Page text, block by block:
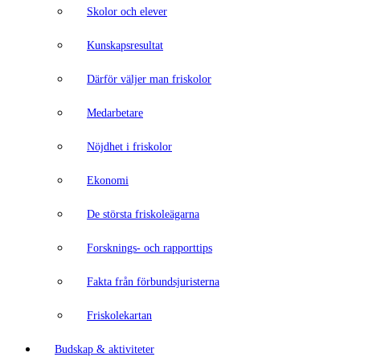
Skolor och elever
Kunskapsresultat
Därför väljer man friskolor
Medarbetare
Nöjdhet i friskolor
Ekonomi
De största friskoleägarna
Forsknings- och rapporttips
Fakta från förbundsjuristerna
Friskolekartan
Budskap & aktiviteter